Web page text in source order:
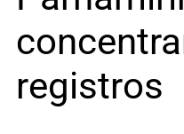
registros